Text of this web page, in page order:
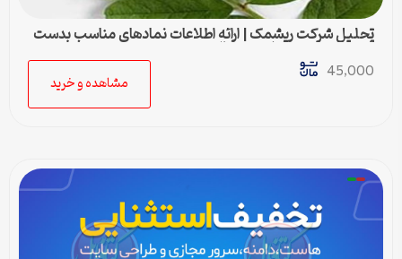
تحلیل شرکت ریشمک | ارائه اطلاعات نمادهای مناسب بدست
آمده با رویکرد تحیلی تکنیکال
45,000
مشاهده و خرید